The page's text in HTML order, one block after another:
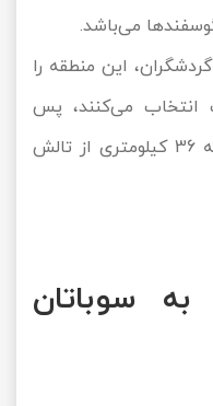
می‌باشد.
این منطقه را
انتخاب می‌کنند، پس
مجهز باشید. این منطقه در فاصله 36 کیلومتری از تالش
سوباتان